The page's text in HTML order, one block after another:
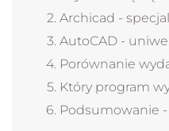
Archicad -
AutoCAD -
Porównanie
Który program
Podsumowanie